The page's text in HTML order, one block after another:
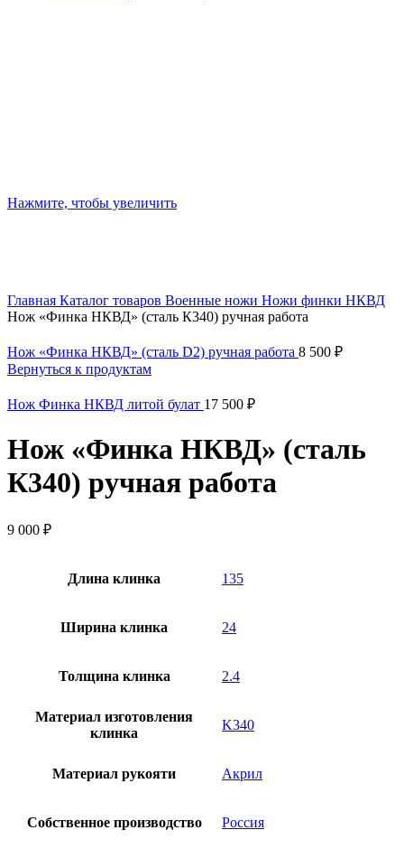
Нажмите, чтобы увеличить
Главная Каталог товаров Военные ножи Ножи финки НКВД
Нож «Финка НКВД» (сталь К340) ручная работа
Нож «Финка НКВД» (сталь D2) ручная работа 8 500 ₽
Вернуться к продуктам
Нож Финка НКВД литой булат 17 500 ₽
Нож «Финка НКВД» (сталь
К340) ручная работа
9 000 ₽
Длина клинка 135
Ширина клинка 24
Толщина клинка 2.4
Материал изготовления
клинка
K340
Материал рукояти Акрил
Собственное производство Россия